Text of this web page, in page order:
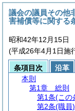
議会の議員その他
害補償等に関する
昭和42年12月15日
(平成26年4月1日施
条項目次
沿革
本則
第1章
総則
第1条(この
第2条(職員)